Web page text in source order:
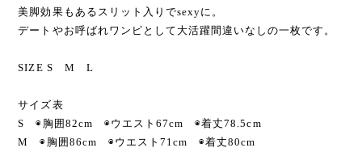
美脚効果もあるスリット入りでsexyに。
デートやお呼ばれワンピとして大活躍間違いなしの一枚です。
SIZE S M L
サイズ表
S ◉胸囲82cm ◉ウエスト67cm ◉着丈78.5cm
M ◉胸囲86cm ◉ウエスト71cm ◉着丈80cm